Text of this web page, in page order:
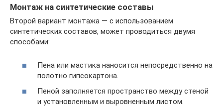
Монтаж на синтетические составы
Второй вариант монтажа — с использованием
синтетических составов, может проводиться двумя
способами:
Пена или мастика наносится непосредственно на
полотно гипсокартона.
Пеной заполняется пространство между стеной
и установленным и выровненным листом.